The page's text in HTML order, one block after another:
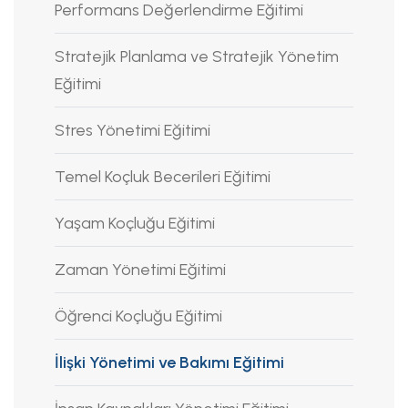
Performans Değerlendirme Eğitimi
Stratejik Planlama ve Stratejik Yönetim
Eğitimi
Stres Yönetimi Eğitimi
Temel Koçluk Becerileri Eğitimi
Yaşam Koçluğu Eğitimi
Zaman Yönetimi Eğitimi
Öğrenci Koçluğu Eğitimi
İlişki Yönetimi ve Bakımı Eğitimi